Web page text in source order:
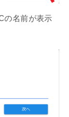
の名前が表示